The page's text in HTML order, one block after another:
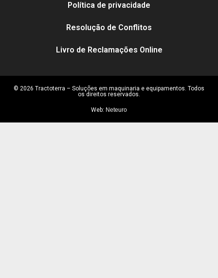
Política de privacidade
Resolução de Conflitos
Livro de Reclamações Online
© 2026 Tractoterra – Soluções em maquinaria e equipamentos. Todos
os direitos reservados.
Web: Neteuro